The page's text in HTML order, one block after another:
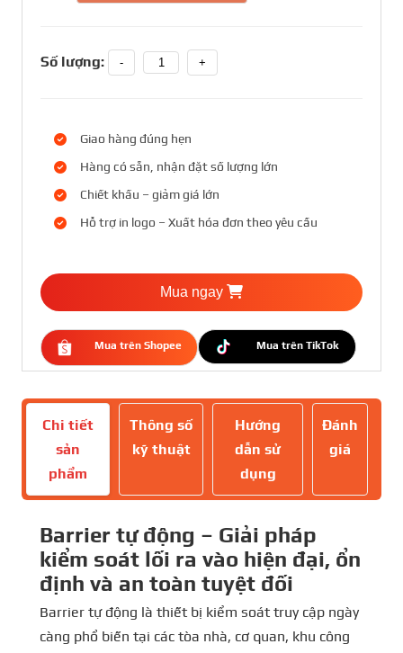
Số lượng: - +
Giao hàng đúng hẹn
Hàng có sẵn, nhận đặt số lượng lớn
Chiết khấu – giảm giá lớn
Hỗ trợ in logo – Xuất hóa đơn theo yêu cầu
Mua ngay
Mua trên Shopee Mua trên TikTok
Chi tiết
sản
phẩm
Thông số
kỹ thuật
Hướng
dẫn sử
dụng
Đánh
giá
Barrier tự động – Giải pháp
kiểm soát lối ra vào hiện đại, ổn
định và an toàn tuyệt đối
Barrier tự động là thiết bị kiểm soát truy cập ngày
càng phổ biến tại các tòa nhà, cơ quan, khu công